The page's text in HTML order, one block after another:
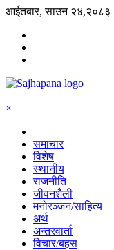
आईतबार, साउन २४,२०८३
×
समाचार
विशेष
स्थानीय
राजनीति
जीवनशैली
मनोरञ्जन/साहित्य
अर्थ
अन्तरवार्ता
विचार/बहस